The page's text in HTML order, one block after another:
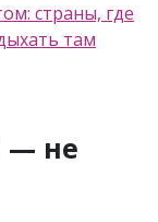
страны, где
там
— не